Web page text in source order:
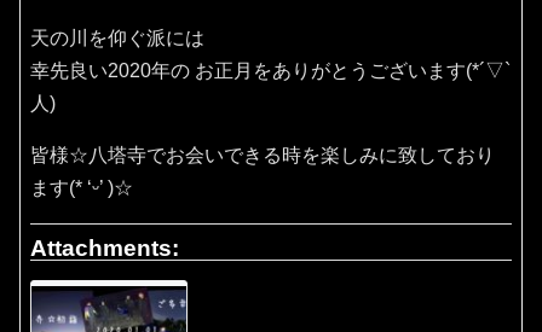
天の川を仰ぐ派には
幸先良い2020年の お正月をありがとうございます(*´▽`
人)
皆様☆八塔寺でお会いできる時を楽しみに致しており
ます(* ‘ᵕ’ )☆
Attachments: